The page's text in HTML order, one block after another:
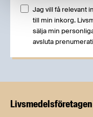
Jag vill få relevant
till min inkorg.
sälja min
avsluta
Livsmedels­företagen